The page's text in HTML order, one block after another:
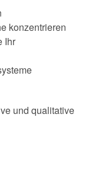
konzentrieren
Ihr
und qualitative